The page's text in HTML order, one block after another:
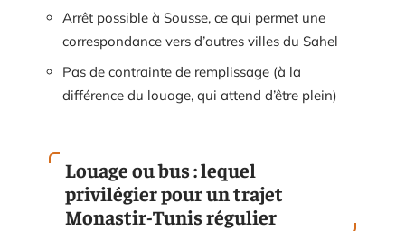
Arrêt possible à Sousse, ce qui permet une
correspondance vers d’autres villes du Sahel
Pas de contrainte de remplissage (à la
différence du louage, qui attend d’être plein)
Louage ou bus : lequel
privilégier pour un trajet
Monastir-Tunis régulier